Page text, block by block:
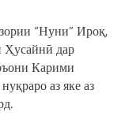
“Нуни” Ироқ,
Ҳусайнӣ дар
Карими
аз яке аз